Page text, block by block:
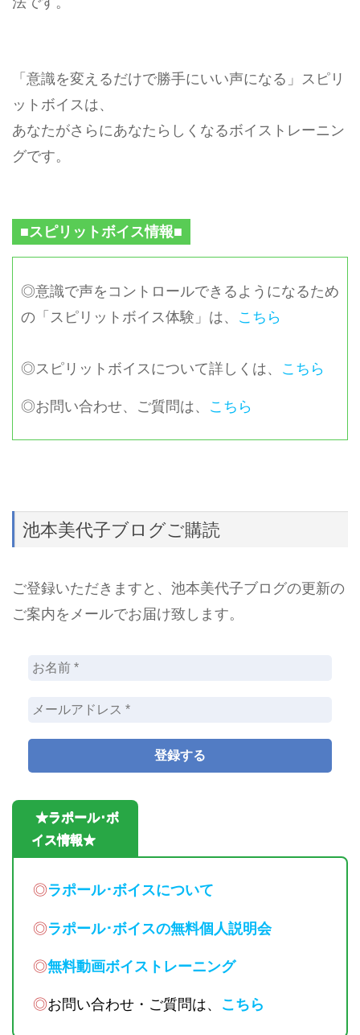
「意識を変えるだけで勝手にいい声になる」スピリ
ットボイスは、
あなたがさらにあなたらしくなるボイストレーニン
グです。
■スピリットボイス情報■
◎意識で声をコントロールできるようになるため
の「スピリットボイス体験」は、 こちら
◎スピリットボイスについて詳しくは、 こちら
◎お問い合わせ、ご質問は、 こちら
池本美代子ブログご購読
ご登録いただきますと、池本美代子ブログの更新の
ご案内をメールでお届け致します。
★ラポール･ボ
イス情報★
◎ラポール･ボイスについて
◎ラポール･ボイスの無料個人説明会
◎無料動画ボイストレーニング
◎お問い合わせ・ご質問は、 こちら